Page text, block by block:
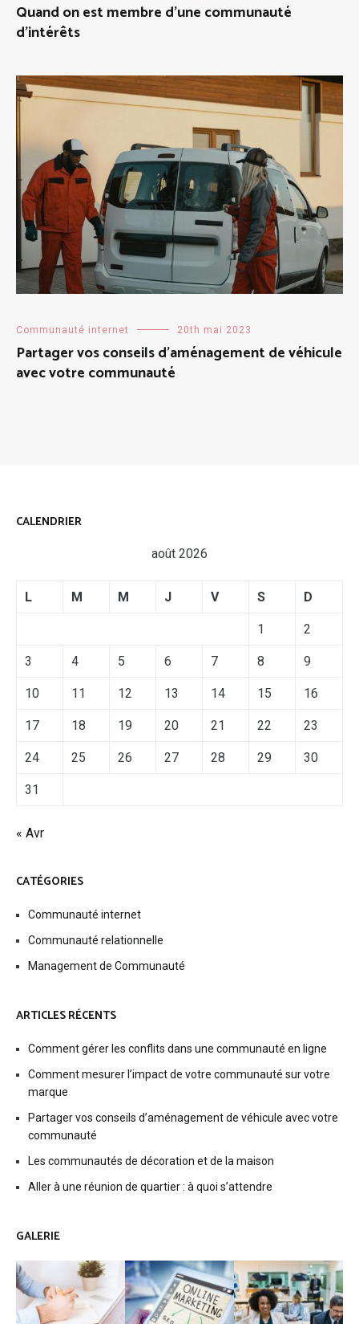
Quand on est membre d’une communauté
d’intérêts
Communauté internet 20th mai 2023
Partager vos conseils d’aménagement de véhicule
avec votre communauté
CALENDRIER
août 2026
L M M J V S D
1 2
3 4 5 6 7 8 9
10 11 12 13 14 15 16
17 18 19 20 21 22 23
24 25 26 27 28 29 30
31
« Avr
CATÉGORIES
Communauté internet
Communauté relationnelle
Management de Communauté
ARTICLES RÉCENTS
Comment gérer les conflits dans une communauté en ligne
Comment mesurer l’impact de votre communauté sur votre
marque
Partager vos conseils d’aménagement de véhicule avec votre
communauté
Les communautés de décoration et de la maison
Aller à une réunion de quartier : à quoi s’attendre
GALERIE